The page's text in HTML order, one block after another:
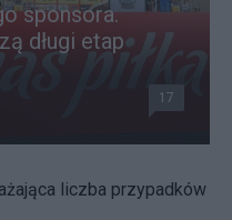
sponsora.
długi etap
17
liczba przypadków